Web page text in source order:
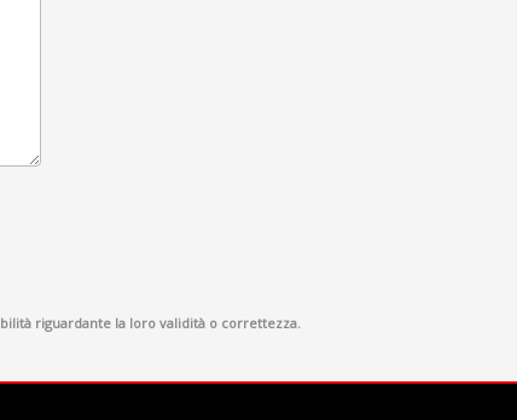
riguardante la loro validità o correttezza.